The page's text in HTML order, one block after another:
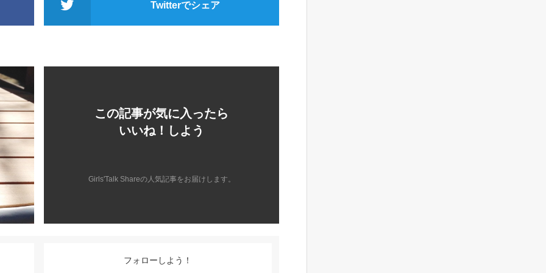
Twitterでシェア
この記事が気に入ったら
いいね！しよう
Girls'Talk Shareの人気記事をお届けします。
フォローしよう！